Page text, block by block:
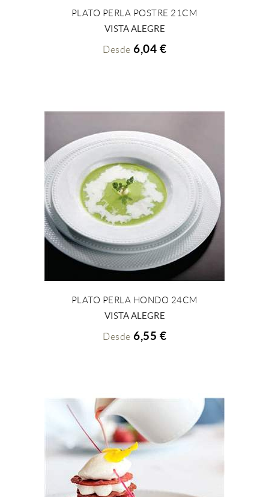
+ INFO
PLATO PERLA POSTRE 21CM
VISTA ALEGRE
Desde 6,04 €
+ INFO
PLATO PERLA HONDO 24CM
VISTA ALEGRE
Desde 6,55 €